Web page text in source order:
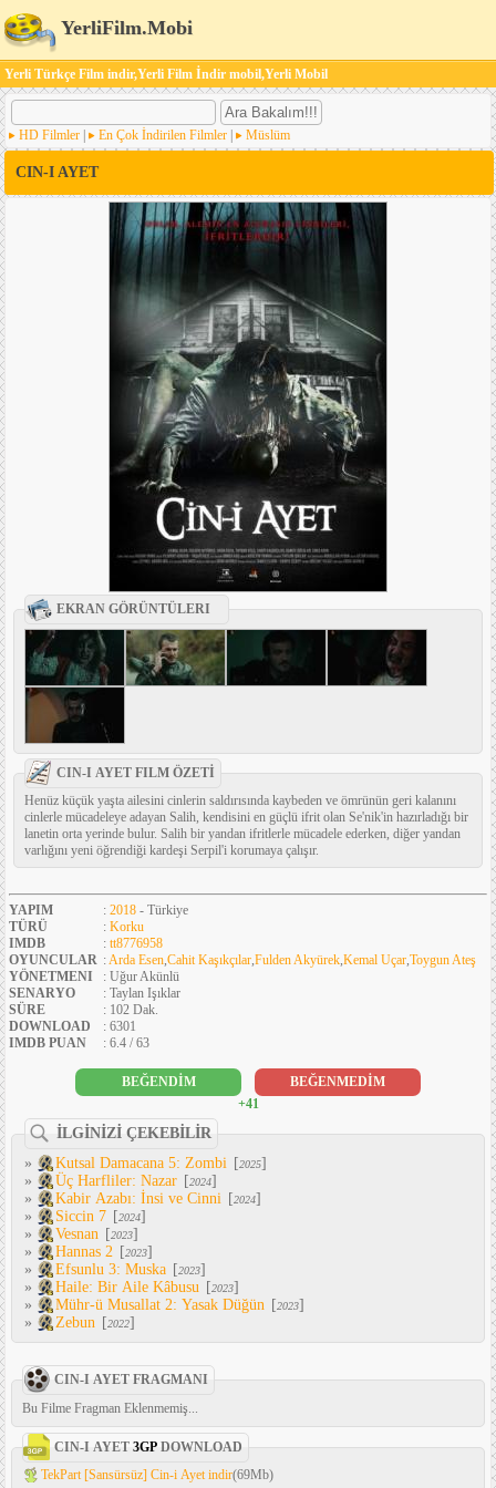
YerliFilm.Mobi
Yerli Türkçe Film indir,Yerli Film İndir mobil,Yerli Mobil
HD Filmler En Çok İndirilen Filmler Müslüm
CIN-I AYET
EKRAN GÖRÜNTÜLERI
CIN-I AYET FILM ÖZETİ
Henüz küçük yaşta ailesini cinlerin saldırısında kaybeden ve ömrünün geri kalanını
cinlerle mücadeleye adayan Salih, kendisini en güçlü ifrit olan Se'nik'in hazırladığı bir
lanetin orta yerinde bulur. Salih bir yandan ifritlerle mücadele ederken, diğer yandan
varlığını yeni öğrendiği kardeşi Serpil'i korumaya çalışır.
YAPIM : 2018 - Türkiye
TÜRÜ
: Korku
IMDB
: tt8776958
OYUNCULAR :Arda Esen,Cahit Kaşıkçılar,Fulden Akyürek,Kemal Uçar,Toygun Ateş
YÖNETMENI
: Uğur Akünlü
SENARYO
: Taylan Işıklar
SÜRE
: 102 Dak.
DOWNLOAD
: 6301
IMDB PUAN
: 6.4 / 63
BEĞENDİM
BEĞENMEDİM
+41
İLGİNİZİ ÇEKEBİLİR
»
Kutsal Damacana 5: Zombi [2025]
»
Üç Harfliler: Nazar [2024]
»
Kabir Azabı: İnsi ve Cinni [2024]
»
Siccin 7 [2024]
»
Vesnan [2023]
»
Hannas 2 [2023]
»
Efsunlu 3: Muska [2023]
»
Haile: Bir Aile Kâbusu [2023]
»
Mühr-ü Musallat 2: Yasak Düğün [2023]
»
Zebun [2022]
CIN-I AYET FRAGMANI
Bu Filme Fragman Eklenmemiş...
CIN-I AYET 3GP DOWNLOAD
TekPart [Sansürsüz] Cin-i Ayet indir(69Mb)